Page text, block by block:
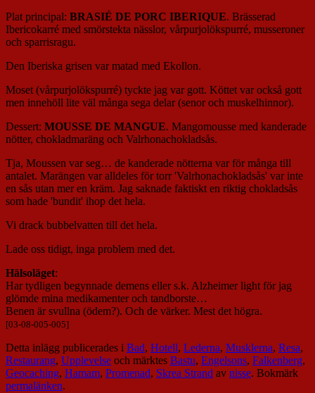
Plat principal: BRASIÉ DE PORC IBERIQUE. Brässerad
Ibericokarré med smörstekta nässlor, vårpurjolökspurré, musseroner
och sparrisragu.
Den Iberiska grisen var matad med Ekollon.
Moset (vårpurjolökspurré) tyckte jag var gott. Köttet var också gott
men innehöll lite väl många sega delar (senor och muskelhinnor).
Dessert: MOUSSE DE MANGUE. Mangomousse med kanderade
nötter, chokladmaräng och Valrhonachokladsås.
Tja, Moussen var seg… de kanderade nötterna var för många till
antalet. Marängen var alldeles för torr 'Valrhonachokladsås' var inte
en sås utan mer en kräm. Jag saknade faktiskt en riktig chokladsås
som hade 'bundit' ihop det hela.
Vi drack bubbelvatten till det hela.
Lade oss tidigt, inga problem med det.
Hälsoläget:
Har tydligen begynnade demens eller s.k. Alzheimer light för jag
glömde mina medikamenter och tandborste…
Benen är svullna (ödem?). Och de värker. Mest det högra.
[03-08-005-005]
Detta inlägg publicerades i Bad, Hotell, Lederna, Musklerna, Resa,
Restaurang, Upplevelse och märktes Bastu, Engelsons, Falkenberg,
Geocaching, Hamam, Promenad, Skrea Strand av nisse. Bokmärk
permalänken.